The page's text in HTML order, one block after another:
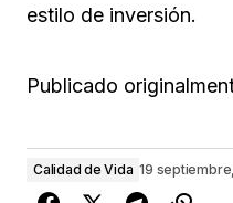
estilo de inversión.
Publicado
Calidad de Vida 19